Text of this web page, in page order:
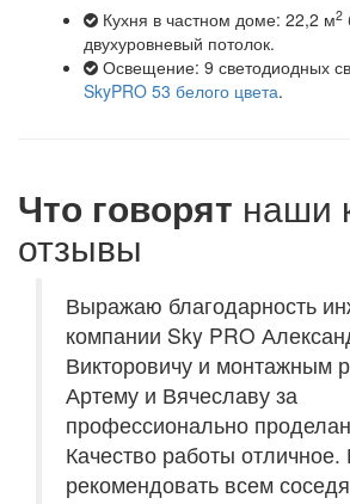
Кухня в частном доме: 22,2 м2
двухуровневый потолок.
Освещение: 9 светодиодных
SkyPRO 53 белого цвета.
Что говорят наши
отзывы
Выражаю благодарность
компании Sky PRO
Викторовичу и монтажным
Артему и Вячеславу за
профессионально
Качество работы отличное.
рекомендовать всем